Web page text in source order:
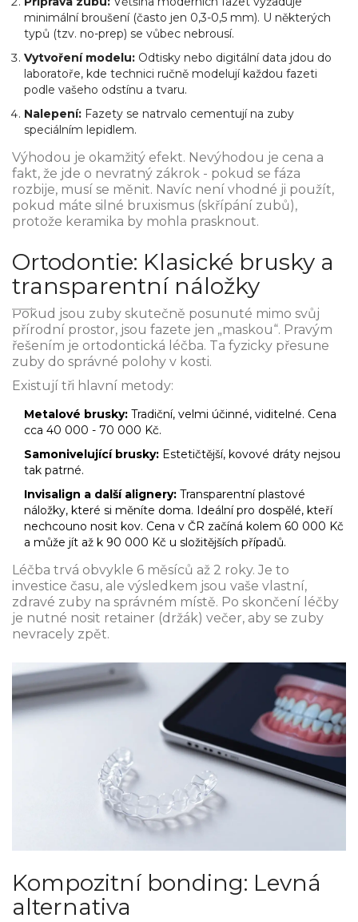
minimální broušení (často jen 0,3-0,5 mm). U některých
typů (tzv. no-prep) se vůbec nebrousí.
Vytvoření modelu: Odtisky nebo digitální data jdou do
laboratoře, kde technici ručně modelují každou fazeti
podle vašeho odstínu a tvaru.
Nalepení: Fazety se natrvalo cementují na zuby
speciálním lepidlem.
Výhodou je okamžitý efekt. Nevýhodou je cena a
fakt, že jde o nevratný zákrok - pokud se fáza
rozbije, musí se měnit. Navíc není vhodné ji použít,
pokud máte silné bruxismus (skřípání zubů),
protože keramika by mohla prasknout.
Ortodontie: Klasické brusky a
transparentní náložky
Pokud jsou zuby skutečně posunuté mimo svůj
přírodní prostor, jsou fazete jen „maskou“. Pravým
řešením je ortodontická léčba. Ta fyzicky přesune
zuby do správné polohy v kosti.
Existují tři hlavní metody:
Metalové brusky: Tradiční, velmi účinné, viditelné. Cena
cca 40 000 - 70 000 Kč.
Samonivelující brusky: Estetičtější, kovové dráty nejsou
tak patrné.
Invisalign a další alignery: Transparentní plastové
náložky, které si měníte doma. Ideální pro dospělé, kteří
nechcouno nosit kov. Cena v ČR začíná kolem 60 000 Kč
a může jít až k 90 000 Kč u složitějších případů.
Léčba trvá obvykle 6 měsíců až 2 roky. Je to
investice času, ale výsledkem jsou vaše vlastní,
zdravé zuby na správném místě. Po skončení léčby
je nutné nosit retainer (držák) večer, aby se zuby
nevracely zpět.
Kompozitní bonding: Levná
alternativa